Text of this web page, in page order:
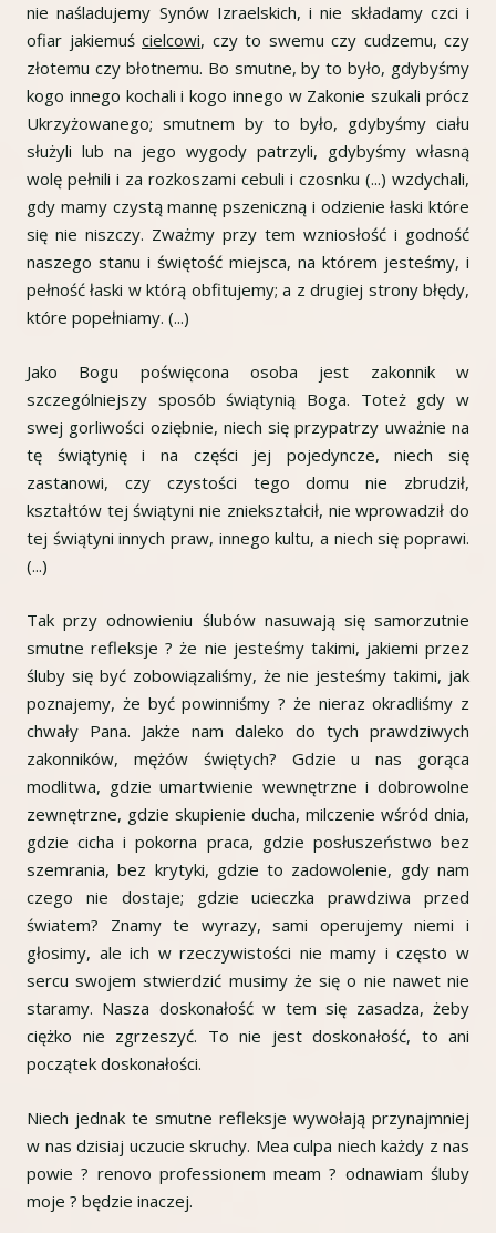
nie naśladujemy Synów Izraelskich, i nie składamy czci i
ofiar jakiemuś cielcowi, czy to swemu czy cudzemu, czy
złotemu czy błotnemu. Bo smutne, by to było, gdybyśmy
kogo innego kochali i kogo innego w Zakonie szukali prócz
Ukrzyżowanego; smutnem by to było, gdybyśmy ciału
służyli lub na jego wygody patrzyli, gdybyśmy własną
wolę pełnili i za rozkoszami cebuli i czosnku (...) wzdychali,
gdy mamy czystą mannę pszeniczną i odzienie łaski które
się nie niszczy. Zważmy przy tem wzniosłość i godność
naszego stanu i świętość miejsca, na którem jesteśmy, i
pełność łaski w którą obfitujemy; a z drugiej strony błędy,
które popełniamy. (...)
Jako Bogu poświęcona osoba jest zakonnik w
szczególniejszy sposób świątynią Boga. Toteż gdy w
swej gorliwości oziębnie, niech się przypatrzy uważnie na
tę świątynię i na części jej pojedyncze, niech się
zastanowi, czy czystości tego domu nie zbrudził,
kształtów tej świątyni nie zniekształcił, nie wprowadził do
tej świątyni innych praw, innego kultu, a niech się poprawi.
(...)
Tak przy odnowieniu ślubów nasuwają się samorzutnie
smutne refleksje ? że nie jesteśmy takimi, jakiemi przez
śluby się być zobowiązaliśmy, że nie jesteśmy takimi, jak
poznajemy, że być powinniśmy ? że nieraz okradliśmy z
chwały Pana. Jakże nam daleko do tych prawdziwych
zakonników, mężów świętych? Gdzie u nas gorąca
modlitwa, gdzie umartwienie wewnętrzne i dobrowolne
zewnętrzne, gdzie skupienie ducha, milczenie wśród dnia,
gdzie cicha i pokorna praca, gdzie posłuszeństwo bez
szemrania, bez krytyki, gdzie to zadowolenie, gdy nam
czego nie dostaje; gdzie ucieczka prawdziwa przed
światem? Znamy te wyrazy, sami operujemy niemi i
głosimy, ale ich w rzeczywistości nie mamy i często w
sercu swojem stwierdzić musimy że się o nie nawet nie
staramy. Nasza doskonałość w tem się zasadza, żeby
ciężko nie zgrzeszyć. To nie jest doskonałość, to ani
początek doskonałości.
Niech jednak te smutne refleksje wywołają przynajmniej
w nas dzisiaj uczucie skruchy. Mea culpa niech każdy z nas
powie ? renovo professionem meam ? odnawiam śluby
moje ? będzie inaczej.